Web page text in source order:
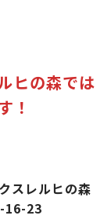
ヒの森では
！
スレルヒの森
16-23